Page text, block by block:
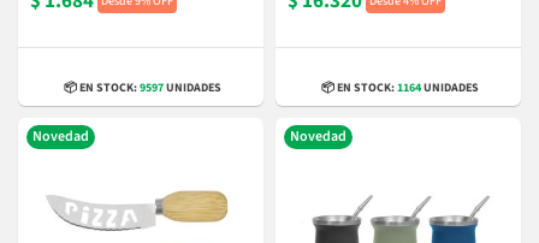
📦 EN STOCK:9597UNIDADES 📦 EN STOCK:1164UNIDADES
Novedad Novedad